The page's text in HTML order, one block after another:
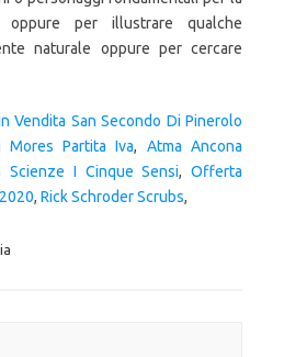
Vendita San Secondo Di Pinerolo
Mores Partita Iva, Atma Ancona
Scienze I Cinque Sensi,Offerta
, Rick Schroder Scrubs,